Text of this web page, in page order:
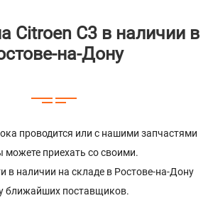
Citroen C3 в наличии в
на-Дону
проводится или с нашими запчастями
можете приехать со своими.
в наличии на складе в Ростове-на-Дону
ближайших поставщиков.